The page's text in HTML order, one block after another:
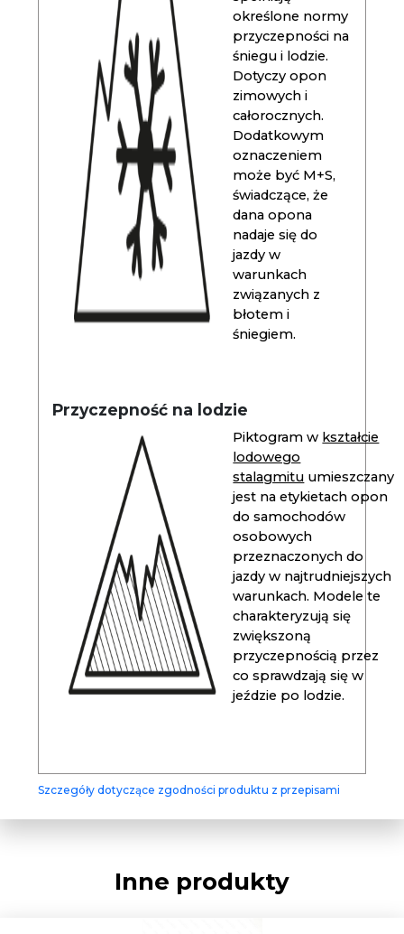
określone normy
przyczepności na
śniegu i lodzie.
Dotyczy opon
zimowych i
całorocznych.
Dodatkowym
oznaczeniem
może być M+S,
świadczące, że
dana opona
nadaje się do
jazdy w
warunkach
związanych z
błotem i
śniegiem.
Przyczepność na lodzie
Piktogram w kształcie
lodowego
stalagmitu umieszczany
jest na etykietach opon
do samochodów
osobowych
przeznaczonych do
jazdy w najtrudniejszych
warunkach. Modele te
charakteryzują się
zwiększoną
przyczepnością przez
co sprawdzają się w
jeździe po lodzie.
Szczegóły dotyczące zgodności produktu z przepisami
Inne produkty